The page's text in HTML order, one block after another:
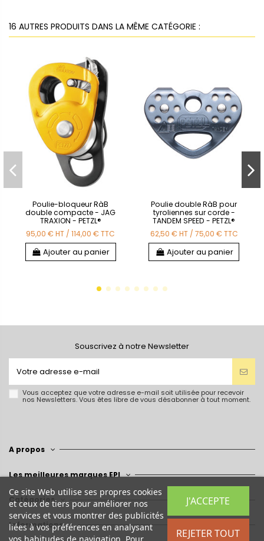
16 AUTRES PRODUITS DANS LA MÊME CATÉGORIE :
Poulie-bloqueur RàB
double compacte - JAG
TRAXION - PETZL®
95,00 €HT /114,00 €TTC
Ajouter au panier
Poulie double RàB pour
tyroliennes sur corde -
TANDEM SPEED - PETZL®
62,50 €HT / 75,00 €TTC
Ajouter au panier
Souscrivez à notre Newsletter
Vous acceptez que votre adresse e-mail soit utilisée pour recevoir
nos Newsletters. Vous êtes libre de vous désabonner à tout moment.
A propos
Les meilleures marques EPI
Catégories
Informations
Ce site Web utilise ses propres cookies
et ceux de tiers pour améliorer nos
services et vous montrer des publicités
liées à vos préférences en analysant
REJETER TOUT
J'ACCEPTE